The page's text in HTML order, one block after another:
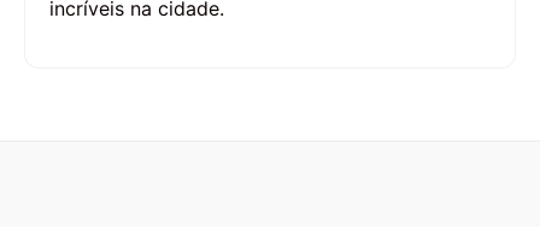
incríveis na cidade.